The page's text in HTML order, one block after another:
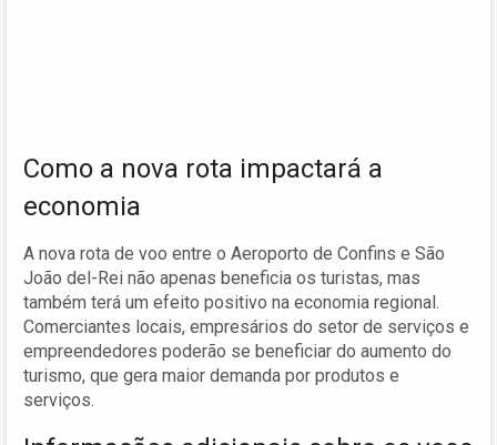
Como a nova rota impactará a
economia
A nova rota de voo entre o Aeroporto de Confins e São
João del-Rei não apenas beneficia os turistas, mas
também terá um efeito positivo na economia regional.
Comerciantes locais, empresários do setor de serviços e
empreendedores poderão se beneficiar do aumento do
turismo, que gera maior demanda por produtos e
serviços.